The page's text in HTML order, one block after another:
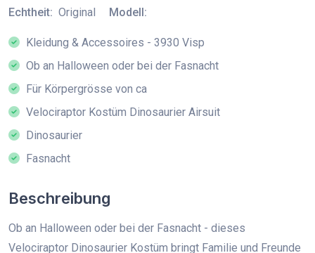
Echtheit: Original Modell:
Kleidung & Accessoires - 3930 Visp
Ob an Halloween oder bei der Fasnacht
Für Körpergrösse von ca
Velociraptor Kostüm Dinosaurier Airsuit
Dinosaurier
Fasnacht
Beschreibung
Ob an Halloween oder bei der Fasnacht - dieses
Velociraptor Dinosaurier Kostüm bringt Familie und Freunde